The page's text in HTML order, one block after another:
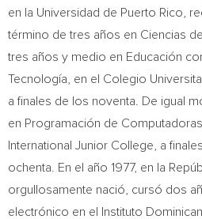
en la Universidad de Puerto Rico ,
término de tres años en Ciencias
tres años y medio en Educación
Tecnología, en el Colegio
a finales de los noventa. De igual
en Programación de
International Junior College , a
ochenta. En el año 1977, en la
orgullosamente nació, cursó dos
electrónico en el Instituto